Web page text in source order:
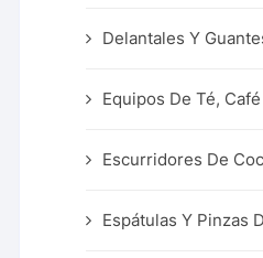
Delantales Y
Equipos De Té,
Escurridores De
Espátulas Y Pinzas